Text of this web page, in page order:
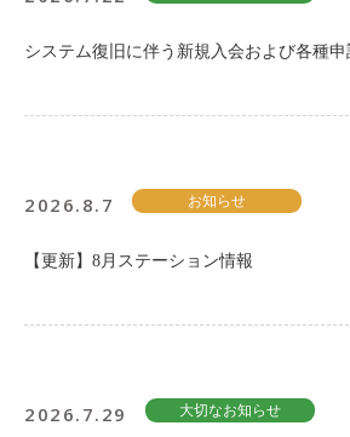
システム復旧に伴う新規入会および各種
2026.8.7 お知らせ
【更新】8月ステーション情報
2026.7.29 大切なお知らせ